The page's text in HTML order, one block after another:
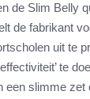
de Slim Belly
de fabrikant
uit te
te
een slimme zet